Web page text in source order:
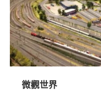
微觀世界